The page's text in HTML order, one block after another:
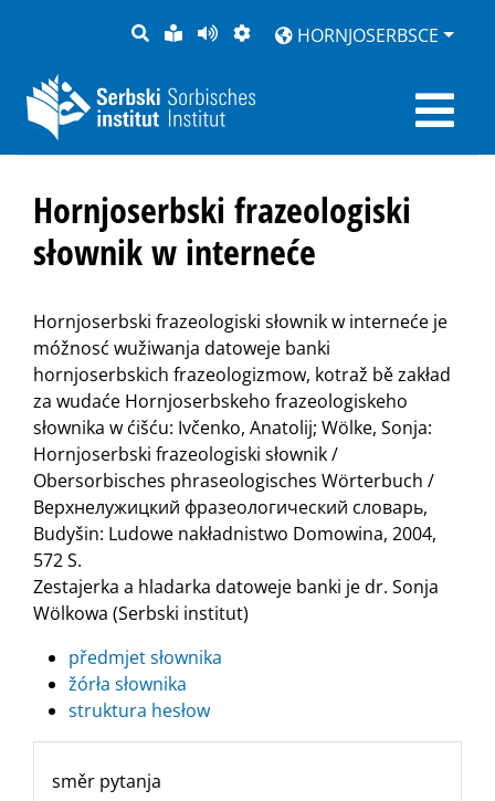
PYTANJE
LOCHKA
RĚČ
STRONU
PŘEDČITAĆ
ZWOBRAZNJENJE
HORNJOSERBSCE
Hornjoserbski frazeologiski
słownik w interneće
Hornjoserbski frazeologiski słownik w interneće je
móžnosć wužiwanja datoweje banki
hornjoserbskich frazeologizmow, kotraž bě zakład
za wudaće Hornjoserbskeho frazeologiskeho
słownika w ćišću: Ivčenko, Anatolij; Wölke, Sonja:
Hornjoserbski frazeologiski słownik /
Obersorbisches phraseologisches Wörterbuch /
Верхнелужицкий фразеологический словарь,
Budyšin: Ludowe nakładnistwo Domowina, 2004,
572 S.
Zestajerka a hladarka datoweje banki je dr. Sonja
Wölkowa (Serbski institut)
předmjet słownika
žórła słownika
struktura hesłow
směr pytanja